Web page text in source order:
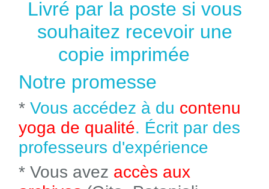
Livré par la poste si vous
souhaitez recevoir une
copie imprimée
Notre promesse
* Vous accédez à du contenu
yoga de qualité. Écrit par des
professeurs d'expérience
* Vous avez accès aux